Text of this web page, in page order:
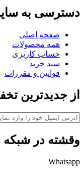
دسترسی به
صفحه اصلی
همه محصولات
حساب کاربری
سبد خرید
قوانین و مقررات
از جدیدترین
وقشته در شبکه
Whatsapp